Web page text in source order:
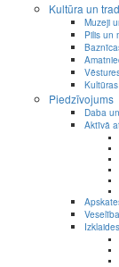
Kultūra un
Muzeji
Pilis un
Piedzīvojums
Daba
Aktīvā